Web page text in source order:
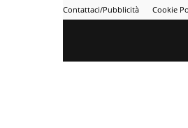
Contattaci/Pubblicità Cookie